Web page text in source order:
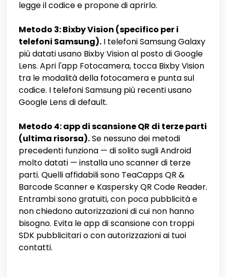
legge il codice e propone di aprirlo.
Metodo 3: Bixby Vision (specifico per i
telefoni Samsung). I telefoni Samsung Galaxy
più datati usano Bixby Vision al posto di Google
Lens. Apri l'app Fotocamera, tocca Bixby Vision
tra le modalità della fotocamera e punta sul
codice. I telefoni Samsung più recenti usano
Google Lens di default.
Metodo 4: app di scansione QR di terze parti
(ultima risorsa).Se nessuno dei metodi
precedenti funziona — di solito sugli Android
molto datati — installa uno scanner di terze
parti. Quelli affidabili sono TeaCapps QR &
Barcode Scanner e Kaspersky QR Code Reader.
Entrambi sono gratuiti, con poca pubblicità e
non chiedono autorizzazioni di cui non hanno
bisogno. Evita le app di scansione con troppi
SDK pubblicitari o con autorizzazioni ai tuoi
contatti.